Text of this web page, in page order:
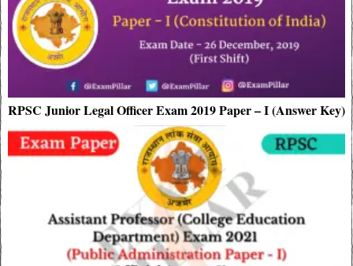
RPSC Junior Legal Officer Exam 2019 Paper – I (Answer Key)